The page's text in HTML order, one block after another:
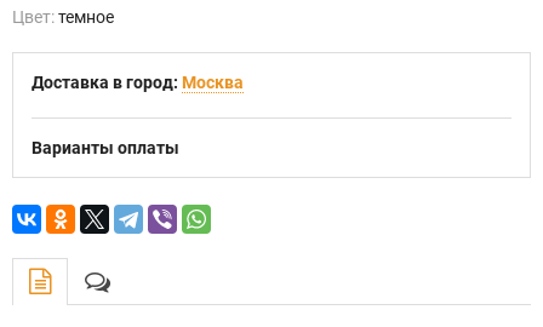
Цвет:темное
Доставка в город: Москва
Варианты оплаты